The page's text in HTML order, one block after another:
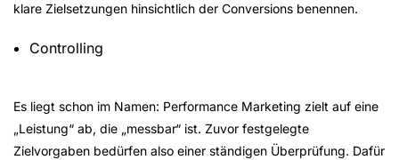
klare Zielsetzungen hinsichtlich der Conversions benennen.
Controlling
Es liegt schon im Namen: Performance Marketing zielt auf eine
„Leistung“ ab, die „messbar“ ist. Zuvor festgelegte
Zielvorgaben bedürfen also einer ständigen Überprüfung. Dafür